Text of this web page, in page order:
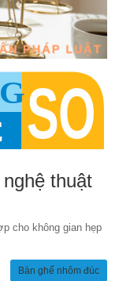
thuật
cho không gian hẹp
Bàn ghế nhôm đúc